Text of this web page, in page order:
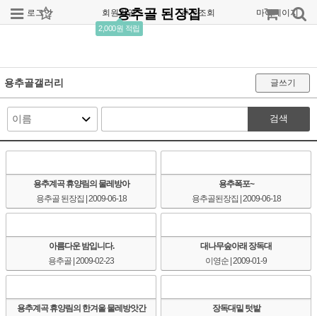
로그인 회원가입
2,000원 적립
주문조회 마이페이지
용추골 된장집
용추골갤러리 글쓰기
검색
용추계곡 휴양림의 물레방아
용추골 된장집 | 2009-06-18
용추폭포~
용추골된장집 | 2009-06-18
아름다운 밤입니다.
용추골 | 2009-02-23
대나무숲아래 장독대
이영순 | 2009-01-9
용추계곡 휴양림의 한겨울 물레방앗간
장독대밑 텃밭